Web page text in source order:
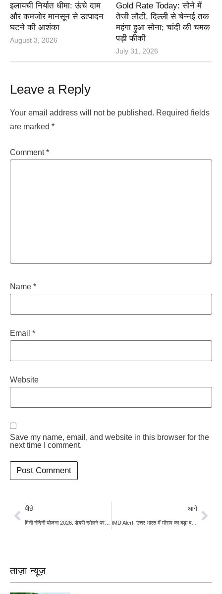
इलायची निर्यात धीमा: ऊंचे दाम
और कमजोर मानसून से उत्पादन
घटने की आशंका
August 3, 2026
Gold Rate Today: सोने में
तेजी लौटी, दिल्ली से चेन्नई तक
महंगा हुआ सोना; चांदी की चमक
पड़ी फीकी
July 31, 2026
Leave a Reply
Your email address will not be published. Required fields
are marked *
Comment*
Name *
Email *
Website
Save my name, email, and website in this browser for the
next time I comment.
पीछे आगे
IMD Alert: उत्तर भारत में मौसम का बड़ा बदलाव: 30 जून से लू, फिर मानसून की तेज दस्तक; कई राज्यों में भारी बारिश और तूफान का अलर्ट
ताज़ा न्यूज़